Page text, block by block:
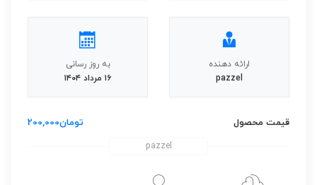
ارائه دهنده
pazzel
به روز رسانی
۱۶ مرداد ۱۴۰۴
قیمت محصول تومان200,000
pazzel